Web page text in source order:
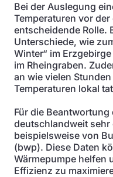
Bei der Auslegung
Temperaturen vor
entscheidende Rolle.
Unterschiede, wie
Winter“ im
im Rheingraben.
an wie vielen
Temperaturen lokal
Für die Beantwortung
deutschlandweit sehr
beispielsweise von
(bwp). Diese Daten
Wärmepumpe helfen
Effizienz zu